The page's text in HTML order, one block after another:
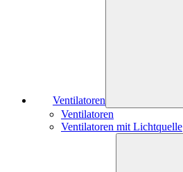
Ventilatoren
Ventilatoren
Ventilatoren mit Lichtquelle